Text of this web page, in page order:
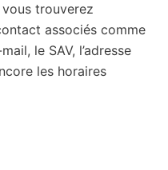
trouverez
associés comme
le SAV, l’adresse
les horaires